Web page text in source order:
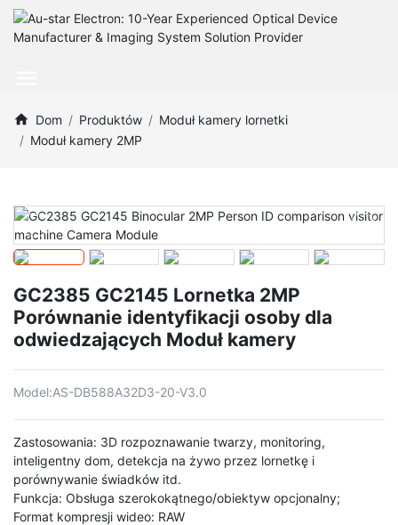
Dom Produktów
Moduł kamery lornetki
Moduł kamery 2MP
GC2385 GC2145 Lornetka 2MP
Porównanie identyfikacji osoby dla
odwiedzających Moduł kamery
Model:AS-DB588A32D3-20-V3.0
Zastosowania: 3D rozpoznawanie twarzy, monitoring,
inteligentny dom, detekcja na żywo przez lornetkę i
porównywanie świadków itd.
Funkcja: Obsługa szerokokątnego/obiektyw opcjonalny;
Format kompresji wideo: RAW